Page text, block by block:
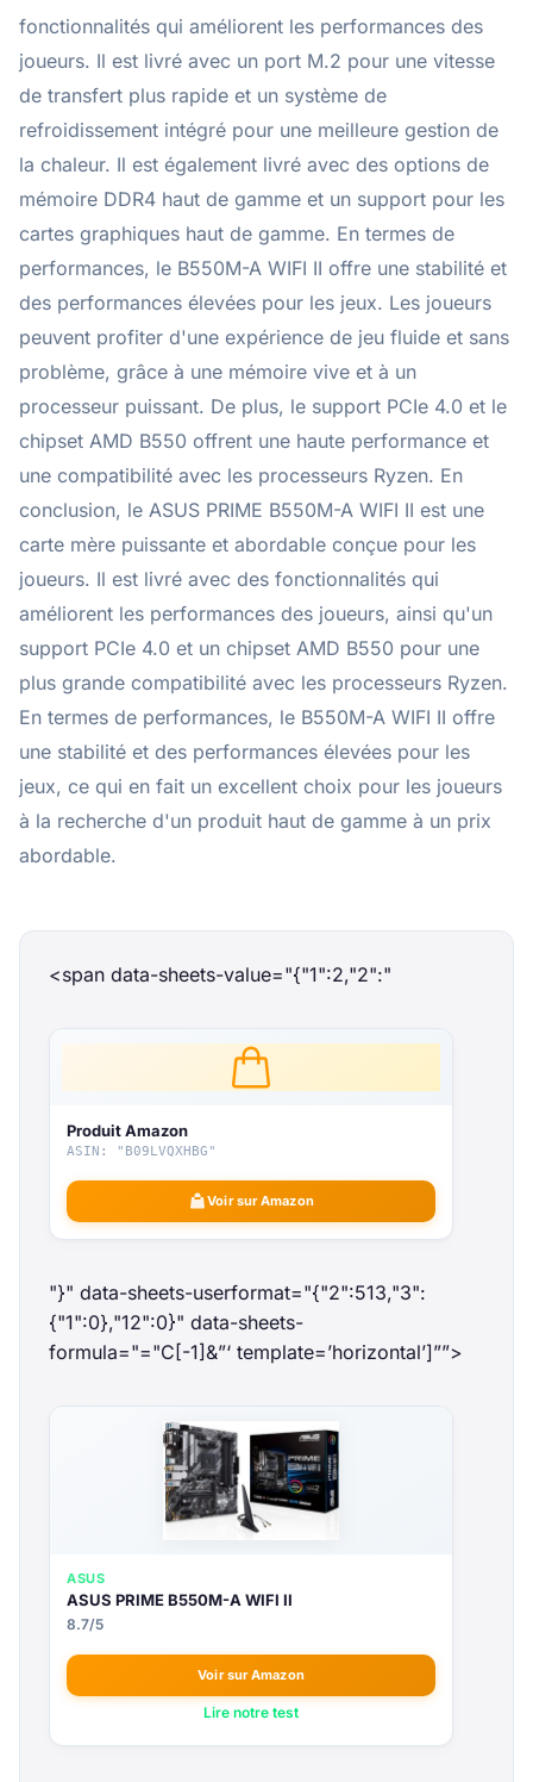
fonctionnalités qui améliorent les performances des
joueurs. Il est livré avec un port M.2 pour une vitesse
de transfert plus rapide et un système de
refroidissement intégré pour une meilleure gestion de
la chaleur. Il est également livré avec des options de
mémoire DDR4 haut de gamme et un support pour les
cartes graphiques haut de gamme. En termes de
performances, le B550M-A WIFI II offre une stabilité et
des performances élevées pour les jeux. Les joueurs
peuvent profiter d'une expérience de jeu fluide et sans
problème, grâce à une mémoire vive et à un
processeur puissant. De plus, le support PCIe 4.0 et le
chipset AMD B550 offrent une haute performance et
une compatibilité avec les processeurs Ryzen. En
conclusion, le ASUS PRIME B550M-A WIFI II est une
carte mère puissante et abordable conçue pour les
joueurs. Il est livré avec des fonctionnalités qui
améliorent les performances des joueurs, ainsi qu'un
support PCIe 4.0 et un chipset AMD B550 pour une
plus grande compatibilité avec les processeurs Ryzen.
En termes de performances, le B550M-A WIFI II offre
une stabilité et des performances élevées pour les
jeux, ce qui en fait un excellent choix pour les joueurs
à la recherche d'un produit haut de gamme à un prix
abordable.
<span data-sheets-value="{"1":2,"2":"
Produit Amazon
ASIN: "B09LVQXHBG"
Voir sur Amazon
"}" data-sheets-userformat="{"2":513,"3":
{"1":0},"12":0}" data-sheets-
formula="="C[-1]&”‘ template=’horizontal’]””>
ASUS
ASUS PRIME B550M-A WIFI II
8.7/5
Voir sur Amazon
Lire notre test